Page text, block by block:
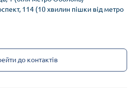
114 (10 хвилин пішки від метро
до контактів